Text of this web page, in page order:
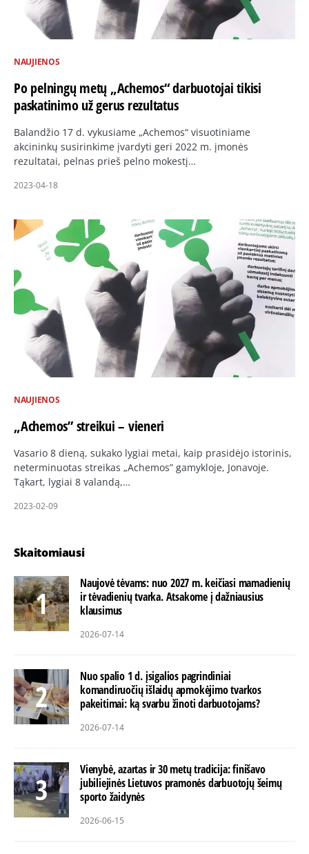
NAUJIENOS
Po pelningų metų „Achemos“ darbuotojai tikisi
paskatinimo už gerus rezultatus
Balandžio 17 d. vykusiame „Achemos“ visuotiniame
akcininkų susirinkime įvardyti geri 2022 m. įmonės
rezultatai, pelnas prieš pelno mokestį…
2023-04-18
NAUJIENOS
„Achemos” streikui – vieneri
Vasario 8 dieną, sukako lygiai metai, kaip prasidėjo istorinis,
neterminuotas streikas „Achemos” gamykloje, Jonavoje.
Tąkart, lygiai 8 valandą,…
2023-02-09
Skaitomiausi
Naujovė tėvams: nuo 2027 m. keičiasi mamadienių
ir tėvadienių tvarka. Atsakome į dažniausius
klausimus
2026-07-14
Nuo spalio 1 d. įsigalios pagrindiniai
komandiruočių išlaidų apmokėjimo tvarkos
pakeitimai: ką svarbu žinoti darbuotojams?
2026-07-14
Vienybė, azartas ir 30 metų tradicija: finišavo
jubiliejinės Lietuvos pramonės darbuotojų šeimų
sporto žaidynės
2026-06-15